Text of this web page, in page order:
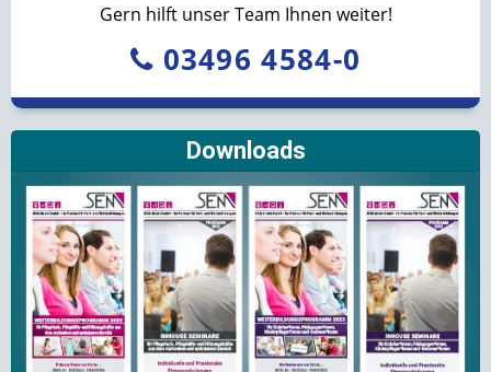
Gern hilft unser Team Ihnen weiter!
03496 4584-0
Downloads